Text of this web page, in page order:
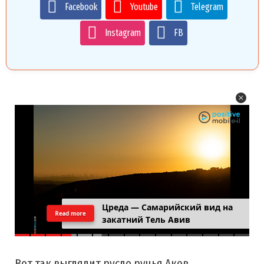
Facebook Youtube Telegram
Instagram FB
Ущелье Перес и нахаль Цин:
вода в пустыне, которую почти
никто не застаёт
Read more